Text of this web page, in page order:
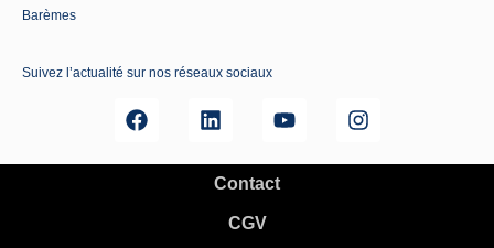
Barèmes
Suivez l’actualité sur nos réseaux sociaux
Contact
CGV